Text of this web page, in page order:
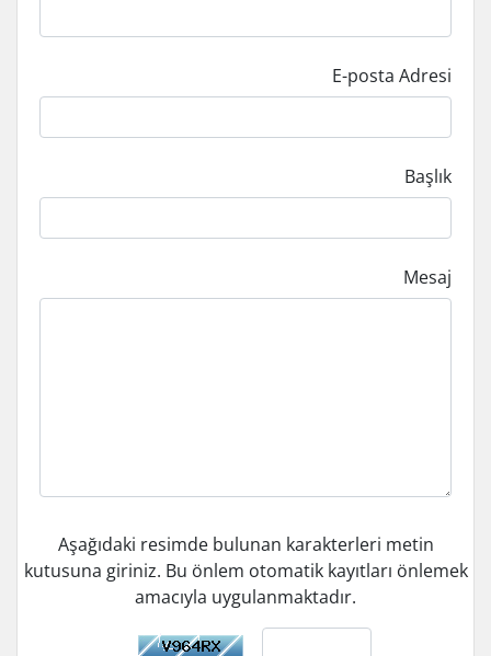
E-posta Adresi
Başlık
Mesaj
Aşağıdaki resimde bulunan karakterleri metin
kutusuna giriniz. Bu önlem otomatik kayıtları önlemek
amacıyla uygulanmaktadır.